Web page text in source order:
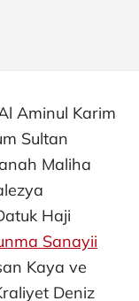
Aminul Karim
Sultan
Maliha
Haji
Sanayii
Kaya ve
Deniz